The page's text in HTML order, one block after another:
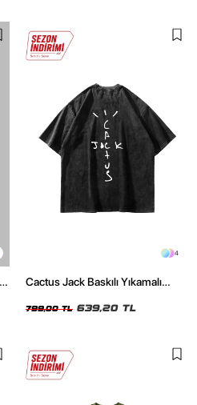
4
Cactus Jack Baskılı Yıkamalı
799,00 TL 639,20 TL